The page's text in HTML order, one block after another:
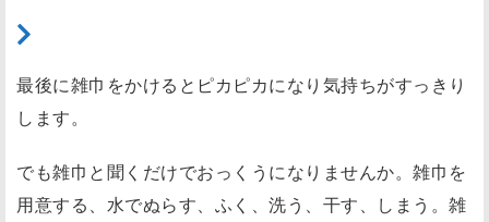
最後に雑巾をかけるとピカピカになり気持ちがすっきり
します。
でも雑巾と聞くだけでおっくうになりませんか。雑巾を
用意する、水でぬらす、ふく、洗う、干す、しまう。雑